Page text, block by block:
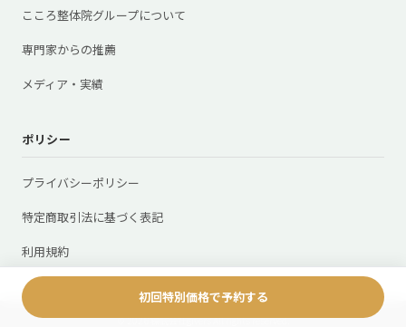
こころ整体院グループについて
専門家からの推薦
メディア・実績
ポリシー
プライバシーポリシー
特定商取引法に基づく表記
利用規約
© 2026 株式会社givers All rights reserved.
初回特別価格で予約する